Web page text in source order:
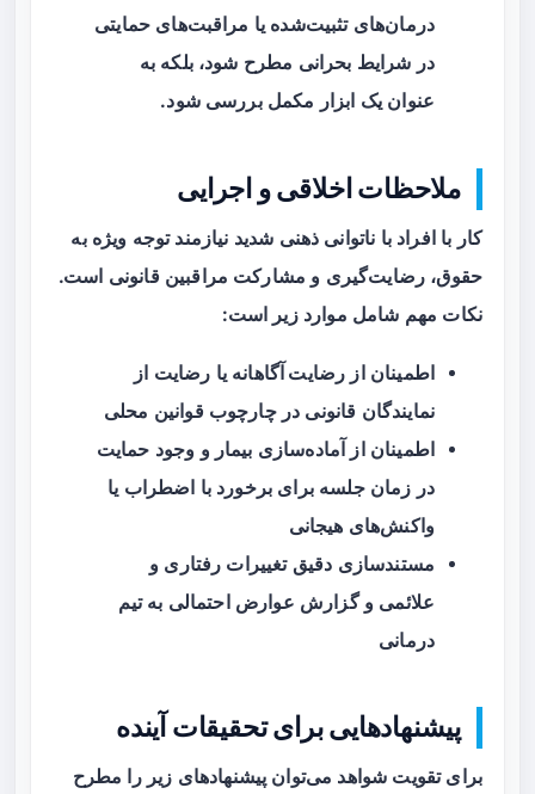
درمان‌های تثبیت‌شده یا مراقبت‌های حمایتی
در شرایط بحرانی مطرح شود، بلکه به
عنوان یک ابزار مکمل بررسی شود.
ملاحظات اخلاقی و اجرایی
کار با افراد با ناتوانی ذهنی شدید نیازمند توجه ویژه به
حقوق، رضایت‌گیری و مشارکت مراقبین قانونی است.
نکات مهم شامل موارد زیر است:
اطمینان از رضایت آگاهانه یا رضایت از
نمایندگان قانونی در چارچوب قوانین محلی
اطمینان از آماده‌سازی بیمار و وجود حمایت
در زمان جلسه برای برخورد با اضطراب یا
واکنش‌های هیجانی
مستندسازی دقیق تغییرات رفتاری و
علائمی و گزارش عوارض احتمالی به تیم
درمانی
پیشنهادهایی برای تحقیقات آینده
برای تقویت شواهد می‌توان پیشنهادهای زیر را مطرح